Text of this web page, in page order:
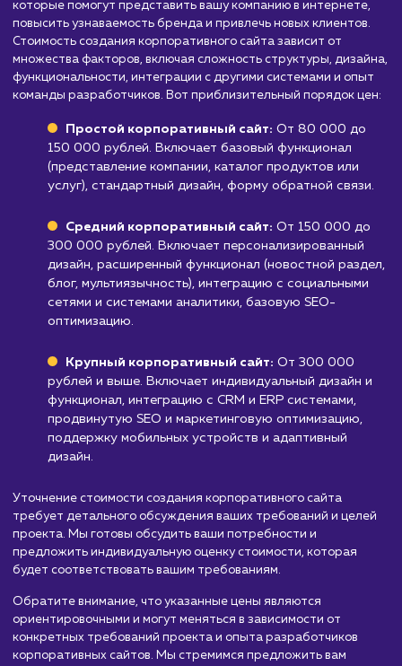
подойдет сайт-визитка или портфолио.
Стартапам на ранней стадии: Если вы
на ранней стадии развития и у вас еще нет
создание корпоративного сайта может быть
преждевременным.
корпоративного сайта
от 80 000 руб.
которые помогут представить вашу компанию в
повысить узнаваемость бренда и привлечь новых
Стоимость создания корпоративного сайта зависит от
множества факторов, включая сложность структуры,
функциональности, интеграции с другими системами и
команды разработчиков. Вот приблизительный порядок
Простой корпоративный сайт:От 80 000
150 000 рублей. Включает базовый функционал